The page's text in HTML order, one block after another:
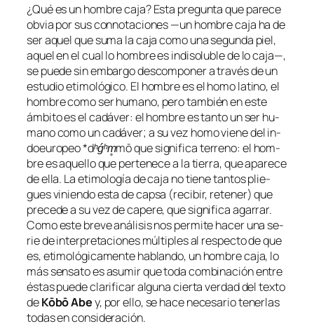
¿Qué es un hom­bre ca­ja? Esta pre­gun­ta que pa­re­ce
ob­via por sus con­no­ta­cio­nes —un hom­bre ca­ja ha de
ser aquel que su­ma la ca­ja co­mo una se­gun­da piel,
aquel en el cual lohom­brees in­di­so­lu­ble de loca­ja—,
se pue­de sin em­bar­go des­com­po­ner a tra­vés de un
es­tu­dio eti­mo­ló­gi­co. El hom­brees elho­mola­tino, el
hom­bre co­mo ser hu­mano, pe­ro tam­bién en es­te
ám­bi­to es el ca­dá­ver: el hom­bre es tan­to un ser hu­
mano co­mo un ca­dá­ver; a su vez ho­movie­ne del in­
do­euro­peo*dʰǵʰm̥mōque sig­ni­fi­cate­rreno: el hom­
bre es aque­llo que per­te­ne­ce a la tie­rra, que apa­re­ce
de ella. La eti­mo­lo­gía deca­ja no tie­ne tan­tos plie­
gues vi­nien­do es­ta decap­sa (re­ci­bir, re­te­ner) que
pre­ce­de a su vez deca­pe­re, que sig­ni­fi­ca aga­rrar.
Como es­te bre­ve aná­li­sis nos per­mi­te ha­cer una se­
rie de in­ter­pre­ta­cio­nes múl­ti­ples al res­pec­to de que
es, eti­mo­ló­gi­ca­men­te ha­blan­do, un hom­bre ca­ja, lo
más sen­sa­to es asu­mir que to­da com­bi­na­ción en­tre
és­tas pue­de cla­ri­fi­car al­gu­na cier­ta ver­dad del tex­to
deKōbō Abey, por ello, se ha­ce ne­ce­sa­rio te­ner­las
to­das en consideración.